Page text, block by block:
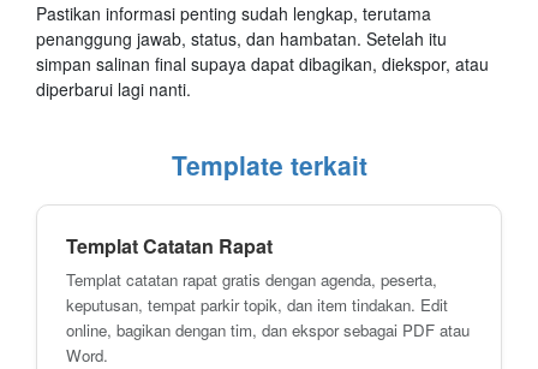
Pastikan informasi penting sudah lengkap, terutama
penanggung jawab, status, dan hambatan. Setelah itu
simpan salinan final supaya dapat dibagikan, diekspor, atau
diperbarui lagi nanti.
Template terkait
Templat Catatan Rapat
Templat catatan rapat gratis dengan agenda, peserta,
keputusan, tempat parkir topik, dan item tindakan. Edit
online, bagikan dengan tim, dan ekspor sebagai PDF atau
Word.